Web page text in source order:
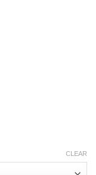
CLEAR